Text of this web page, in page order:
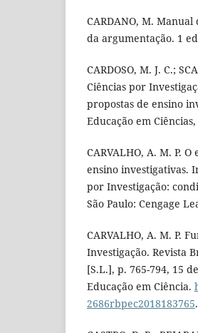
CARDANO, M.
da argumentação. 1
CARDOSO, M. J. C.;
Ciências por
propostas de ensino
Educação em
CARVALHO, A. M. P.
ensino investigativas.
por Investigação:
São Paulo: Cengage
CARVALHO, A. M. P.
Investigação. Revista
[S.L.], p. 765-794, 15
Educação em Ciência.
2686rbpec2018183765.